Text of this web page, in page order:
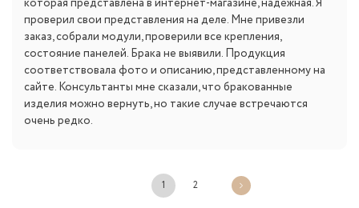
проверил свои представления на деле. Мне привезли
заказ, собрали модули, проверили все крепления,
состояние панелей. Брака не выявили. Продукция
соответствовала фото и описанию, представленному на
сайте. Консультанты мне сказали, что бракованные
изделия можно вернуть, но такие случае встречаются
очень редко.
1 2